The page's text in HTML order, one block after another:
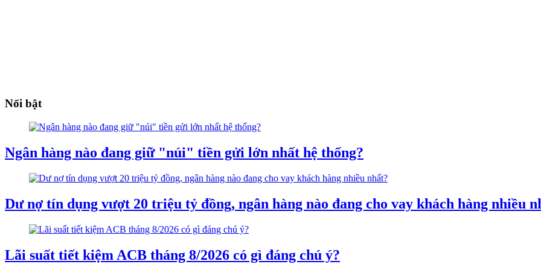
Nổi bật
Ngân hàng nào đang giữ "núi" tiền gửi lớn nhất hệ thống?
Dư nợ tín dụng vượt 20 triệu tỷ đồng, ngân hàng nào đang cho vay khách hàng nhiều
Lãi suất tiết kiệm ACB tháng 8/2026 có gì đáng chú ý?